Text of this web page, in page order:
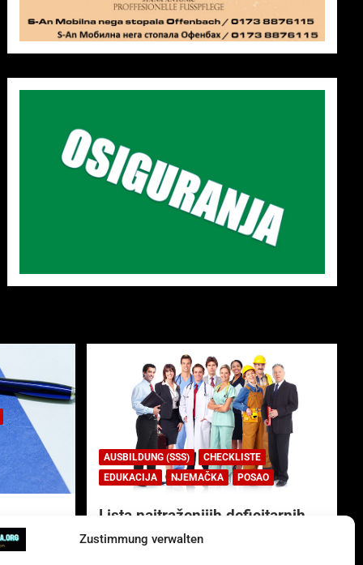
Zustimmung verwalten
AUSBILDUNG (SSS)
CHECKLISTE
EDUKACIJA
NJEMAČKA POSAO
Lista najtraženijih deficitarnih
zanimanja u Njemačkoj.